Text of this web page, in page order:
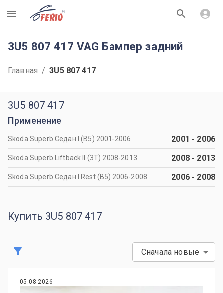
R
3U5 807 417 VAG Бампер задний
Главная / 3U5 807 417
3U5 807 417
Применение
Skoda Superb Седан I (B5) 2001-2006 2001 - 2006
Skoda Superb Liftback II (3T) 2008-2013 2008- 2013
Skoda Superb Седан I Rest (B5) 2006-2008 2006- 2008
Купить 3U5 807 417
Сначала новые
05.08.2026